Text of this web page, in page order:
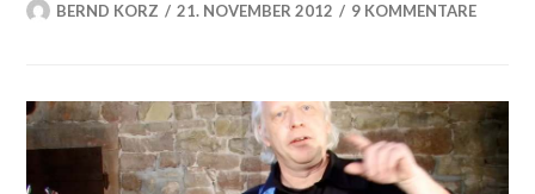
BERND KORZ 21. NOVEMBER 2012 9 KOMMENTARE